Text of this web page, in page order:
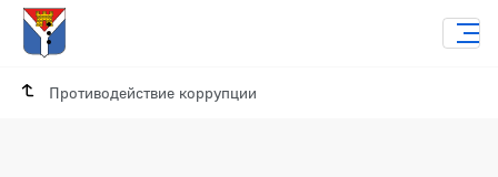
Противодействие коррупции